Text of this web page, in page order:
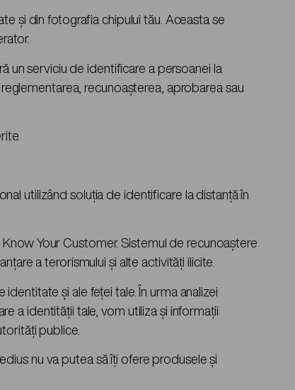
și din fotografia chipului tău. Aceasta se
un serviciu de identificare a persoanei la
recunoașterea, aprobarea sau
utilizând soluția de identificare la distanță în
Your Customer. Sistemul de recunoaștere
a terorismului și alte activități ilicite.
și ale feței tale. În urma analizei
a identității tale, vom utiliza și informații
publice.
nu va putea să îți ofere produsele și